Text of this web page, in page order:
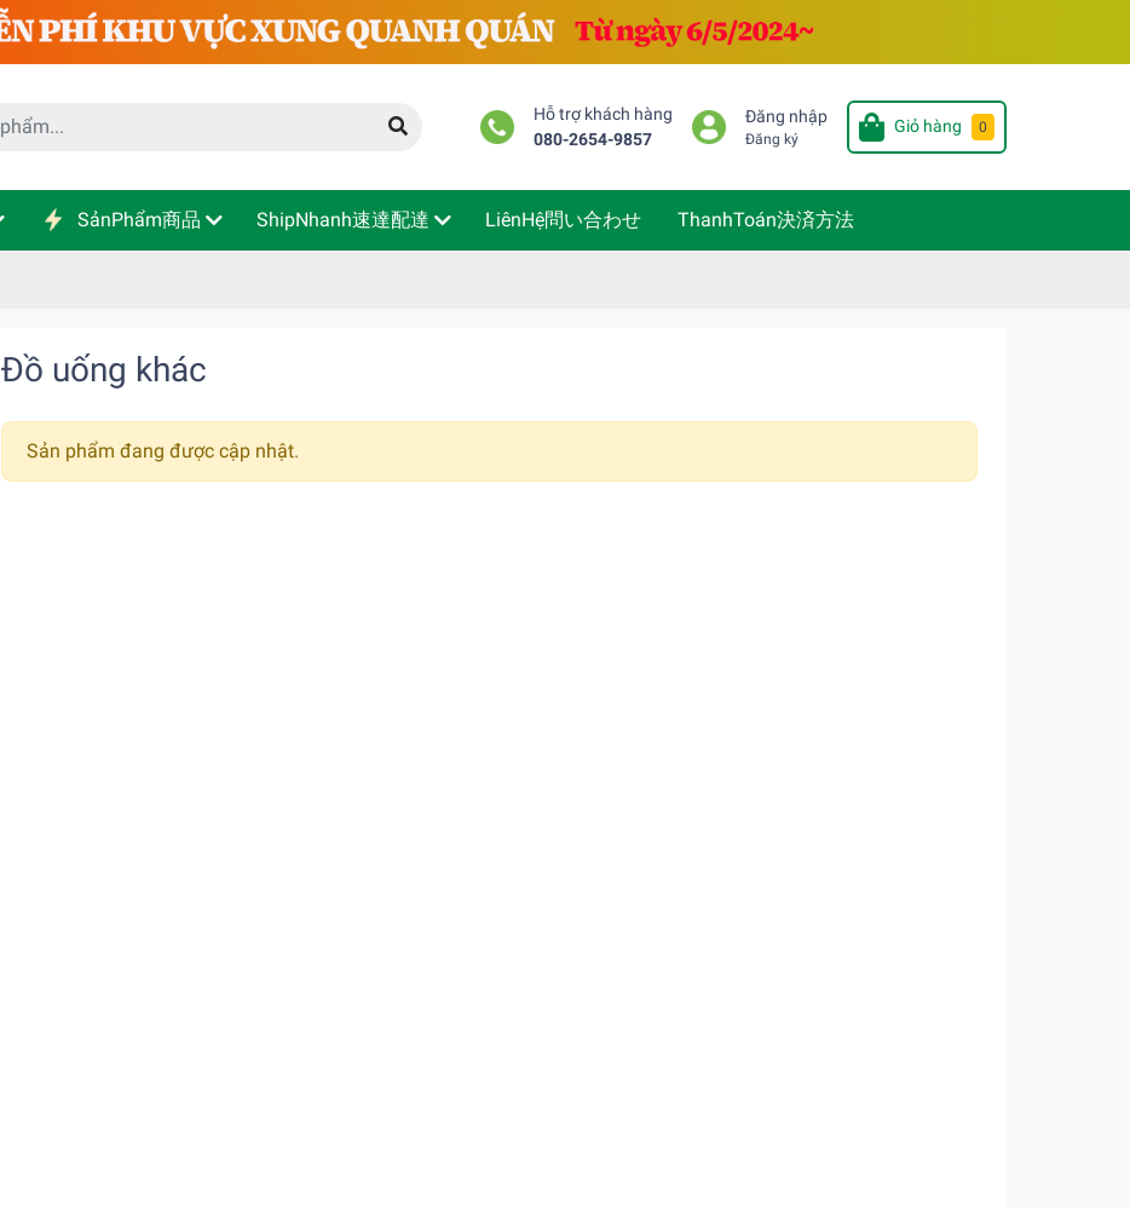
Hỗ trợ khách hàng
080-2654-9857
Đăng nhập
Đăng ký
Giỏ hàng 0
SảnPhẩm商品 ShipNhanh速達配達 LiênHệ問い合わせ ThanhToán決済方法
Đồ uống khác
Sản phẩm đang được cập nhật.